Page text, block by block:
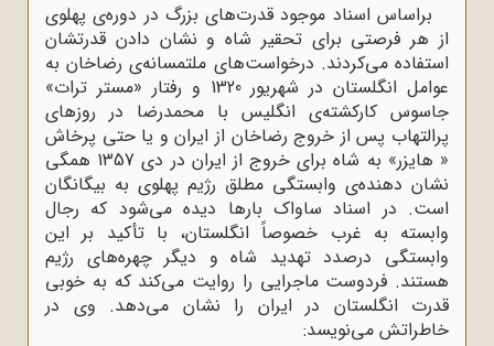
براساس اسناد موجود قدرت‌های بزرگ در دوره‌ی پهلوی
از هر فرصتی برای تحقیر شاه و نشان دادن قدرتشان
استفاده می‌کردند. درخواست‌های ملتمسانه‌ی رضاخان به
عوامل انگلستان در شهریور 1320 و رفتار «مستر ترات»
جاسوس کارکشته‌ی انگلیس با محمدرضا در روزهای
پرالتهاب پس از خروج رضاخان از ایران و یا حتی پرخاش‌
« هایزر» به شاه برای خروج از ایران در دی 1357 همگی
نشان ‌دهنده‌ی وابستگی مطلق رژیم پهلوی به بیگانگان
است. در اسناد ساواک بارها دیده می‌شود که رجال
وابسته به غرب خصوصاً انگلستان، با تأکید بر این
وابستگی درصدد تهدید شاه و دیگر چهره‌های رژیم
هستند. فردوست ماجرایی را روایت می‌کند که به خوبی
قدرت انگلستان در ایران را نشان می‌دهد. وی در
خاطراتش می‌نویسد: